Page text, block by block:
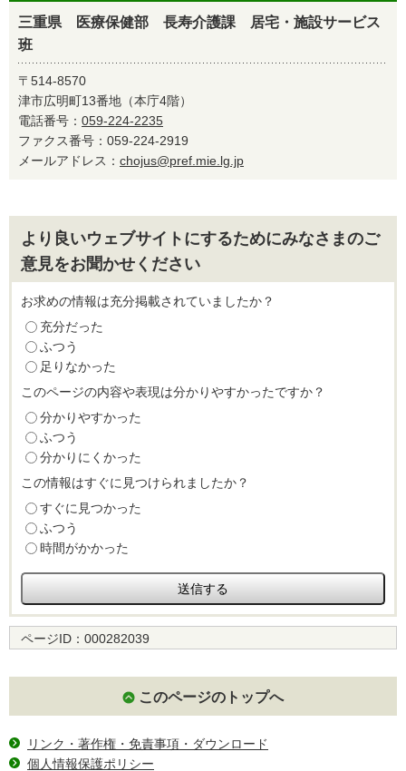
三重県 医療保健部 長寿介護課 居宅・施設サービス
班
〒514-8570
津市広明町13番地（本庁4階）
電話番号： 059-224-2235
ファクス番号：059-224-2919
メールアドレス： chojus@pref.mie.lg.jp
より良いウェブサイトにするためにみなさまのご
意見をお聞かせください
お求めの情報は充分掲載されていましたか？
充分だった
ふつう
足りなかった
このページの内容や表現は分かりやすかったですか？
分かりやすかった
ふつう
分かりにくかった
この情報はすぐに見つけられましたか？
すぐに見つかった
ふつう
時間がかかった
ページID： 000282039
このページのトップへ
リンク・著作権・免責事項・ダウンロード
個人情報保護ポリシー